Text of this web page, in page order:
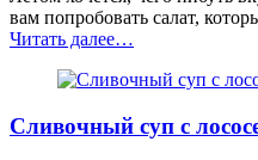
вам попробовать салат,
Читать далее“Овощной
с
и
тунцом”
…
Сливочный суп с